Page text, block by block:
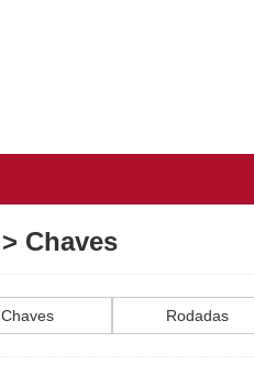
> Chaves
Chaves Rodadas